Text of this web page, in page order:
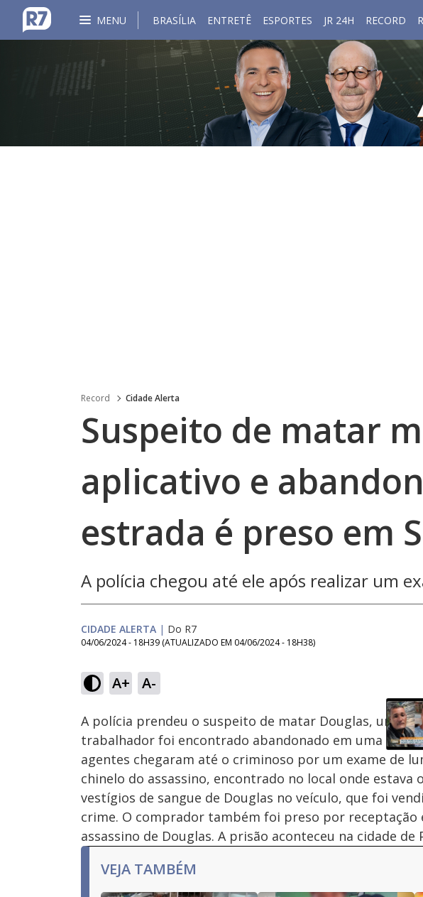
MENU BRASÍLIA ENTRETÊ ESPORTES JR 24H RECORD
Record Cidade Alerta
Suspeito de matar
aplicativo e
estrada é preso em
A polícia chegou até ele após realizar um
CIDADE ALERTA | Do R7
04/06/2024 - 18H39 (ATUALIZADO EM 04/06/2024 - 18H38)
A+ A-
Ativar
Som
A polícia prendeu o suspeito de matar Douglas, um
trabalhador foi encontrado abandonado em uma
agentes chegaram até o criminoso por um exame de
chinelo do assassino, encontrado no local onde estava
vestígios de sangue de Douglas no veículo, que foi
crime. O comprador também foi preso por
assassino de Douglas. A prisão aconteceu na cidade de
VEJA TAMBÉM